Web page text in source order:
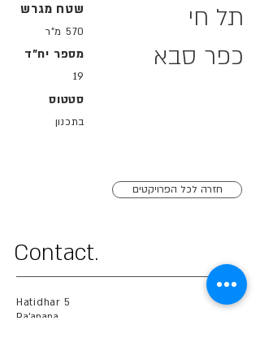
שטח מגרש
570 מ"ר
מספר יח"ד
19
סטטוס
בתכנון
תל חי
כפר סבא
חזרה לכל הפרויקטים
.Contact
Hatidhar 5
Ra'anana